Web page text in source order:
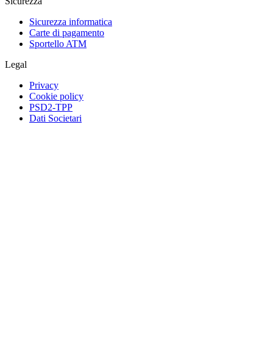
Sicurezza informatica
Carte di pagamento
Sportello ATM
Legal
Privacy
Cookie policy
PSD2-TPP
Dati Societari